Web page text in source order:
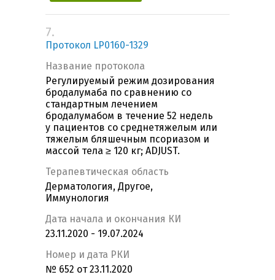
7.
Протокол LP0160-1329
Название протокола
Регулируемый режим дозирования
бродалумаба по сравнению со
стандартным лечением
бродалумабом в течение 52 недель
у пациентов со среднетяжелым или
тяжелым бляшечным псориазом и
массой тела ≥ 120 кг; ADJUST.
Терапевтическая область
Дерматология, Другое,
Иммунология
Дата начала и окончания КИ
23.11.2020 - 19.07.2024
Номер и дата РКИ
№ 652 от 23.11.2020